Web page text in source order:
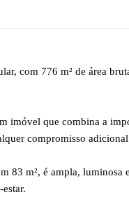
com 776 m² de área
imóvel que combina a
compromisso
83 m², é ampla, luminosa